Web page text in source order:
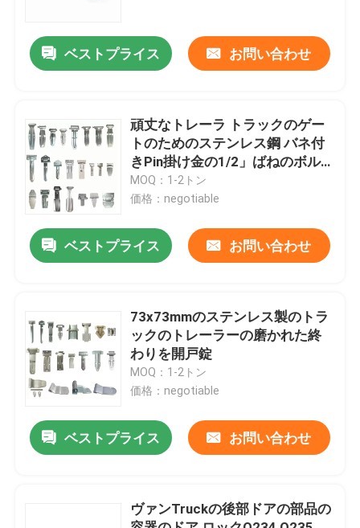
家
私達について
工場旅行
品質管理
私達に連絡しなさい
Inconel 600の文書
インコネル625素材
Inconel 718の文書
ベストプライス お問い合わせ
頑丈なトレーラ トラックのゲー
トのためのステンレス鋼 バネ付
きPin掛け金の1/2」ばねのボルト
掛け金
MOQ：1-2トン
価格：negotiable
ベストプライス お問い合わせ
73x73mmのステンレス製のトラ
ックのトレーラーの磨かれた終
わりを開戸錠
MOQ：1-2トン
価格：negotiable
ベストプライス お問い合わせ
ヴァンTruckの後部ドアの部品の